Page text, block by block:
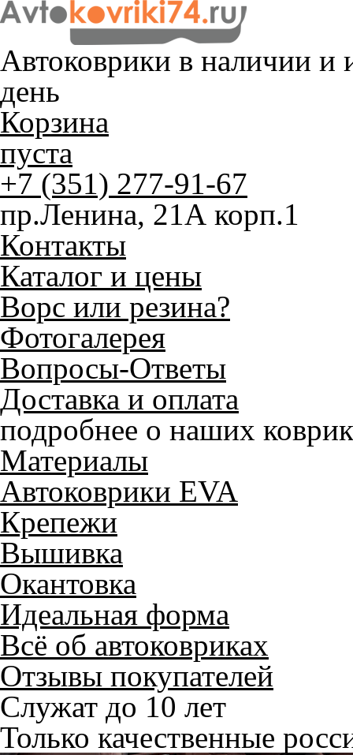
Автоковрики в наличии и
день
Корзина
пуста
+7 (351) 277-91-67
пр.Ленина, 21А корп.1
Контакты
Каталог и цены
Ворс или резина?
Фотогалерея
Вопросы-Ответы
Доставка и оплата
подробнее о наших
Материалы
Автоковрики EVA
Крепежи
Вышивка
Окантовка
Идеальная форма
Всё об автоковриках
Отзывы покупателей
Служат до 10 лет
Только качественные